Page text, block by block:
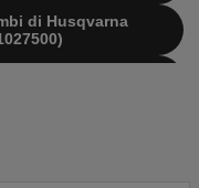
di Husqvarna
di Husqvarna